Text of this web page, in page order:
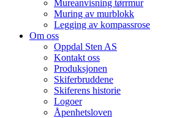
Mureanvisning tørrmur
Muring av murblokk
Legging av kompassrose
Om oss
Oppdal Sten AS
Kontakt oss
Produksjonen
Skiferbruddene
Skiferens historie
Logoer
Åpenhetsloven